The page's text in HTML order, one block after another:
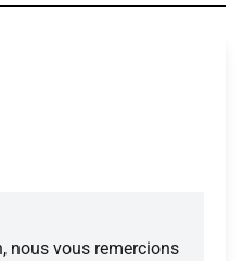
nous vous remercions